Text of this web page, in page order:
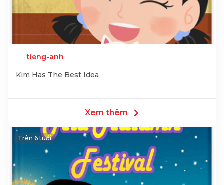
tieng-anh
Kim Has The Best Idea
Xem thêm
Trên 6 tuổi